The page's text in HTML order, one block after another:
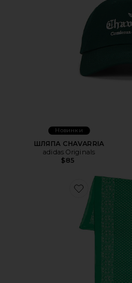
Новинки
ШЛЯПА CHAVARRIA
adidas Originals
$85
Favorite